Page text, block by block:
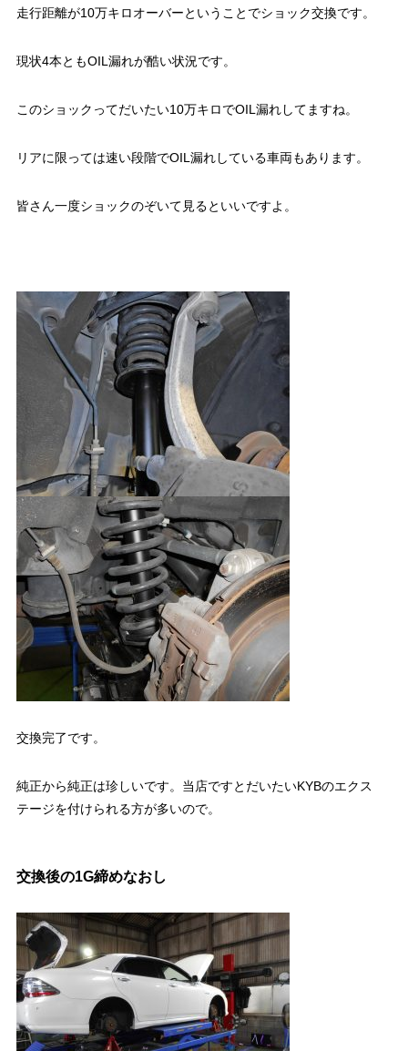
走行距離が10万キロオーバーということでショック交換です。
現状4本ともOIL漏れが酷い状況です。
このショックってだいたい10万キロでOIL漏れしてますね。
リアに限っては速い段階でOIL漏れしている車両もあります。
皆さん一度ショックのぞいて見るといいですよ。
交換完了です。
純正から純正は珍しいです。当店ですとだいたいKYBのエクス
テージを付けられる方が多いので。
交換後の1G締めなおし